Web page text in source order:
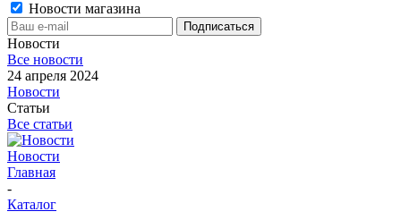
Новости магазина
Новости
Все новости
24 апреля 2024
Новости
Статьи
Все статьи
Новости
Главная
-
Каталог